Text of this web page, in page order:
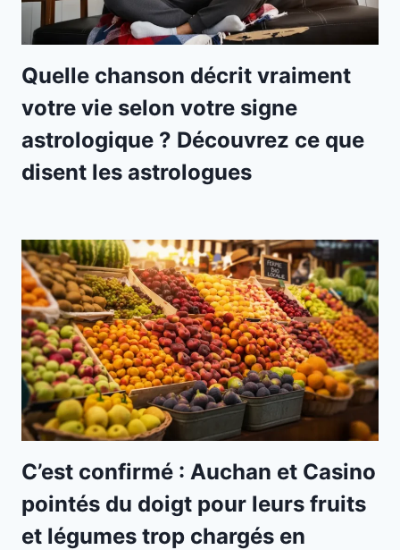
Quelle chanson décrit vraiment
votre vie selon votre signe
astrologique ? Découvrez ce que
disent les astrologues
C’est confirmé : Auchan et Casino
pointés du doigt pour leurs fruits
et légumes trop chargés en